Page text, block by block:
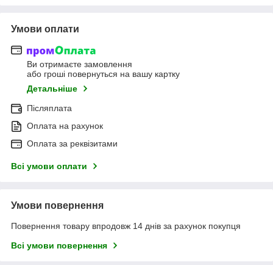
Умови оплати
Ви отримаєте замовлення
або гроші повернуться на вашу картку
Детальніше
Післяплата
Оплата на рахунок
Оплата за реквізитами
Всі умови оплати
Умови повернення
Повернення товару впродовж 14 днів за рахунок покупця
Всі умови повернення